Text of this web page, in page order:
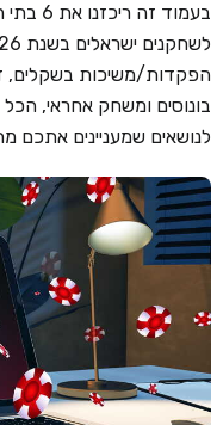
בעמוד
הפקדות/משיכות בשקלים,
בונוסים ומשחק אחראי,
לנושאים שמעניינים אתכם